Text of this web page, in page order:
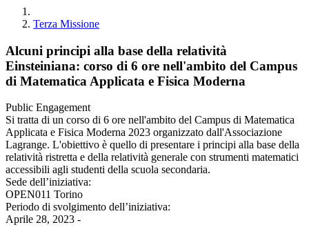
Terza Missione
Alcuni principi alla base della relatività
Einsteiniana: corso di 6 ore nell'ambito del Campus
di Matematica Applicata e Fisica Moderna
Public Engagement
Si tratta di un corso di 6 ore nell'ambito del Campus di Matematica
Applicata e Fisica Moderna 2023 organizzato dall'Associazione
Lagrange. L'obiettivo è quello di presentare i principi alla base della
relatività ristretta e della relatività generale con strumenti matematici
accessibili agli studenti della scuola secondaria.
Sede dell’iniziativa:
OPEN011 Torino
Periodo di svolgimento dell’iniziativa:
Aprile 28, 2023 -